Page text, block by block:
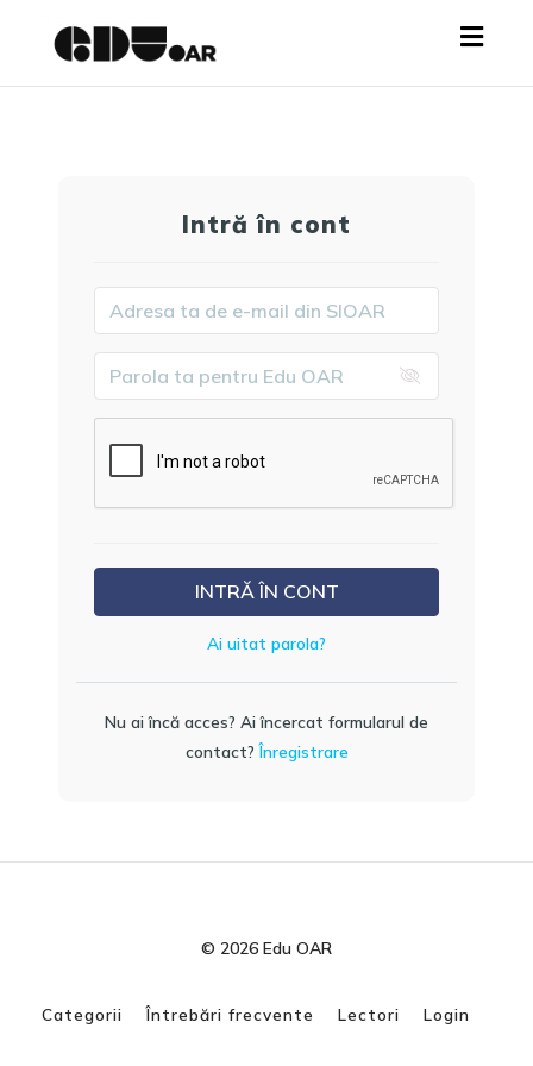
Intră în cont
INTRĂ ÎN CONT
Ai uitat parola?
Nu ai încă acces? Ai încercat formularul de
contact? Înregistrare
© 2026 Edu OAR
Categorii Întrebări frecvente Lectori Login